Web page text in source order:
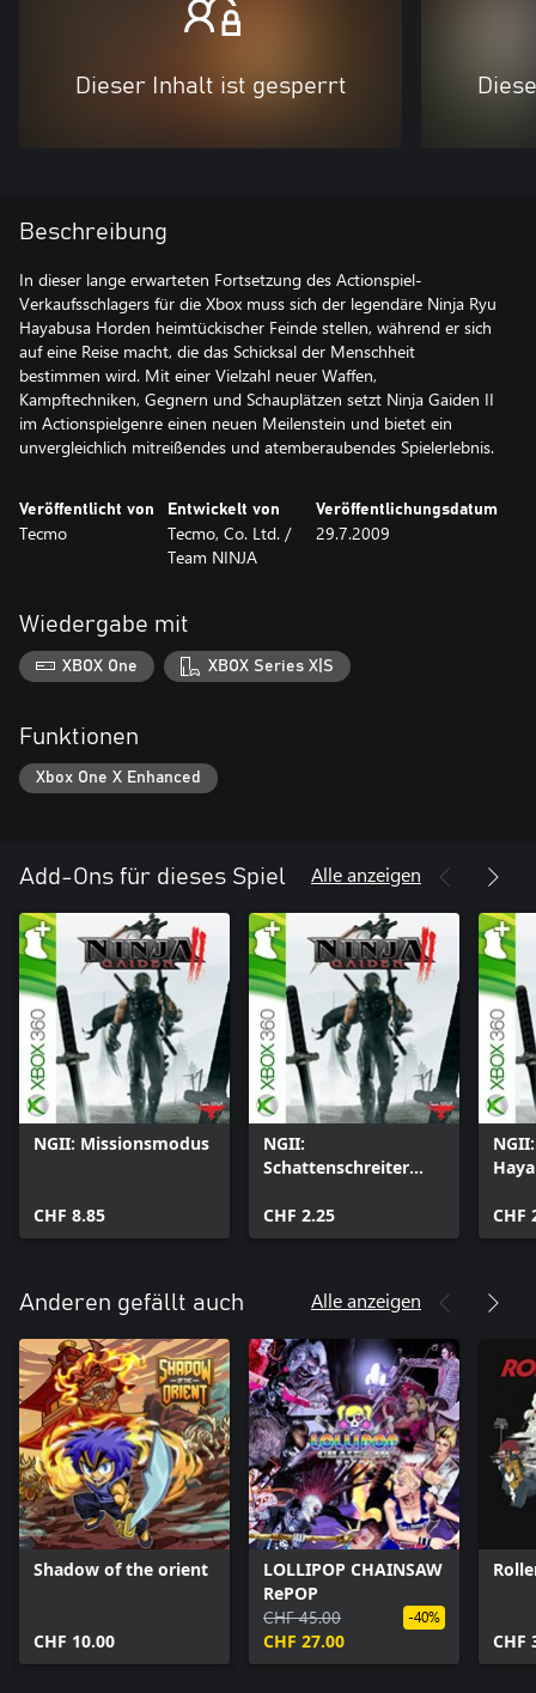
Dieser Inhalt ist gesperrt
Beschreibung
In dieser lange erwarteten Fortsetzung des Actionspiel-
Verkaufsschlagers für die Xbox muss sich der legendäre Ninja Ryu
Hayabusa Horden heimtückischer Feinde stellen, während er sich
auf eine Reise macht, die das Schicksal der Menschheit
bestimmen wird. Mit einer Vielzahl neuer Waffen,
Kampftechniken, Gegnern und Schauplätzen setzt Ninja Gaiden II
im Actionspielgenre einen neuen Meilenstein und bietet ein
unvergleichlich mitreißendes und atemberaubendes Spielerlebnis.
Veröffentlicht von
Tecmo
Entwickelt von
Tecmo, Co. Ltd. /
Team NINJA
Veröffentlichungsdatum
29.7.2009
Wiedergabe mit
XBOX One XBOX Series X|S
Funktionen
Xbox One X Enhanced
Add-Ons für dieses Spiel Alle anzeigen
NGII: Missionsmodus
CHF 8.85
NGII:
Schattenschreiter
Kleidungspack
CHF 2.25
CHF
Anderen gefällt auch Alle anzeigen
Shadow of the orient
CHF 10.00
LOLLIPOP CHAINSAW
RePOP
CHF 45.00
CHF 27.00
-40%
CHF